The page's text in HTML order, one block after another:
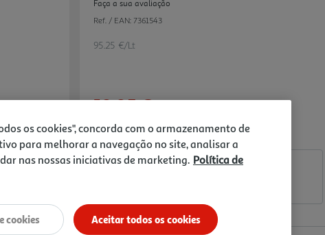
Faça a sua avaliação
Ref. / EAN: 7361543
95.25 €/Lt
19,05 €
Notas de preparação
os cookies", concorda com o armazenamento de
para melhorar a navegação no site, analisar a
nas nossas iniciativas de marketing. Política de
Aceitar todos os cookies
cookies